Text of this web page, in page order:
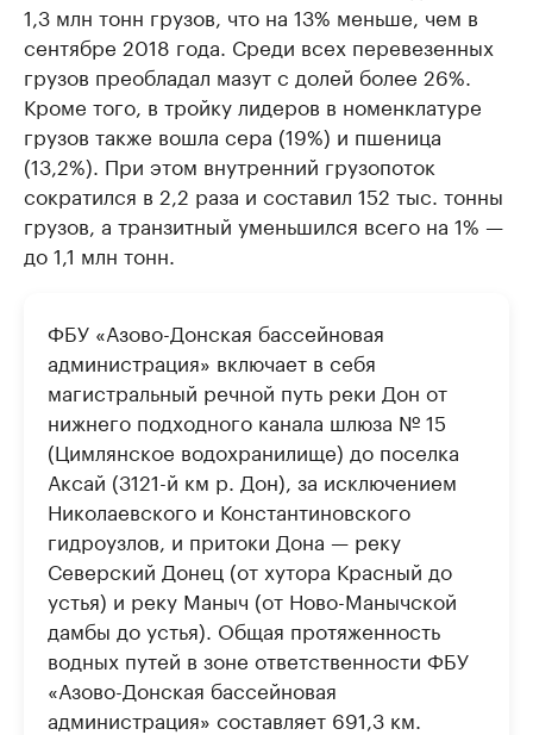
1,3 млн тонн грузов, что на 13% меньше, чем в
сентябре 2018 года. Среди всех перевезенных
грузов преобладал мазут с долей более 26%.
Кроме того, в тройку лидеров в номенклатуре
грузов также вошла сера (19%) и пшеница
(13,2%). При этом внутренний грузопоток
сократился в 2,2 раза и составил 152 тыс. тонны
грузов, а транзитный уменьшился всего на 1% —
до 1,1 млн тонн.
ФБУ «Азово-Донская бассейновая
администрация» включает в себя
магистральный речной путь реки Дон от
нижнего подходного канала шлюза № 15
(Цимлянское водохранилище) до поселка
Аксай (3121-й км р. Дон), за исключением
Николаевского и Константиновского
гидроузлов, и притоки Дона — реку
Северский Донец (от хутора Красный до
устья) и реку Маныч (от Ново-Манычской
дамбы до устья). Общая протяженность
водных путей в зоне ответственности ФБУ
«Азово-Донская бассейновая
администрация» составляет 691,3 км.